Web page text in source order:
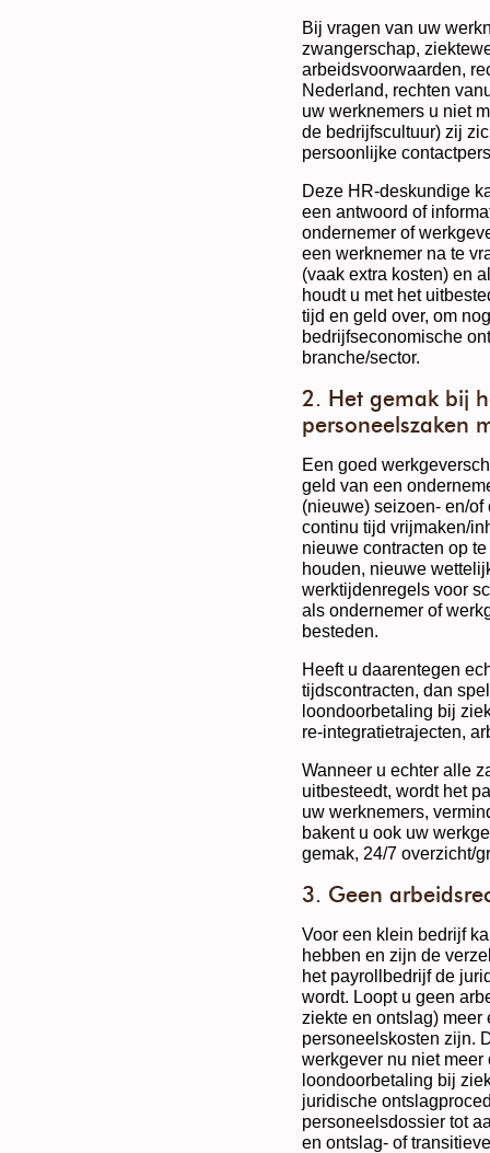
Bij vragen van uw
zwangerschap,
arbeidsvoorwaarden,
Nederland, rechten
uw werknemers u niet
de bedrijfscultuur) zij
persoonlijke
Deze HR-deskundige
een antwoord of
ondernemer of
een werknemer na te
(vaak extra kosten) en
houdt u met het
tijd en geld over, om
bedrijfseconomische
branche/sector.
2. Het gemak bij
personeelszaken
Een goed
geld van een
(nieuwe) seizoen- en/
continu tijd vrijmaken/
nieuwe contracten op
houden, nieuwe
werktijdenregels voor
als ondernemer of
besteden.
Heeft u daarentegen
tijdscontracten, dan
loondoorbetaling bij
re-integratietrajecten,
Wanneer u echter alle
uitbesteedt, wordt het
uw werknemers,
bakent u ook uw
gemak, 24/7 overzicht/
3. Geen
Voor een klein bedrijf
hebben en zijn de
het payrollbedrijf de
wordt. Loopt u geen
ziekte en ontslag) meer
personeelskosten zijn.
werkgever nu niet
loondoorbetaling bij
juridische
personeelsdossier tot
en ontslag- of